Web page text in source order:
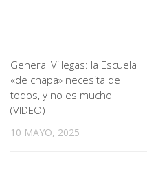
General Villegas: la Escuela
«de chapa» necesita de
todos, y no es mucho
(VIDEO)
10 MAYO, 2025